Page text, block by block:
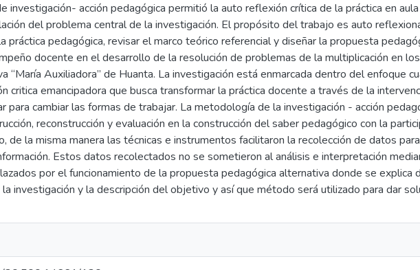
investigación- acción pedagógica permitió la auto reflexión crítica de la práctica en
del problema central de la investigación. El propósito del trabajo es auto
práctica pedagógica, revisar el marco teórico referencial y diseñar la propuesta
docente en el desarrollo de la resolución de problemas de la multiplicación en
“María Auxiliadora” de Huanta. La investigación está enmarcada dentro del enfoque
critica emancipadora que busca transformar la práctica docente a través de la
para cambiar las formas de trabajar. La metodología de la investigación - acción
reconstrucción y evaluación en la construcción del saber pedagógico con la
de la misma manera las técnicas e instrumentos facilitaron la recolección de datos
Estos datos recolectados no se sometieron al análisis e interpretación
por el funcionamiento de la propuesta pedagógica alternativa donde se explica
investigación y la descripción del objetivo y así que método será utilizado para dar